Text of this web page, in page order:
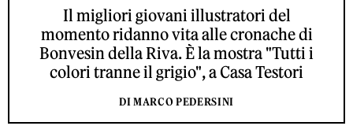
Il migliori giovani illustratori del
momento ridanno vita alle cronache di
Bonvesin della Riva. È la mostra "Tutti i
colori tranne il grigio", a Casa Testori
DI MARCO PEDERSINI